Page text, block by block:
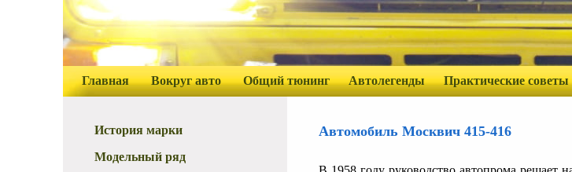
Главная Вокруг авто Общий тюнинг Автолегенды Практические советы
История марки
Модельный ряд
Автомобиль Москвич 415-416